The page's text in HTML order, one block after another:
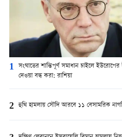
1 সংঘাতের শান্তিপূর্ণ সমাধান চাইলে
দেওয়া বন্ধ করা: রাশিয়া
2 হুথি হামলায় সৌদি আরবে ১১ বেসামরিক